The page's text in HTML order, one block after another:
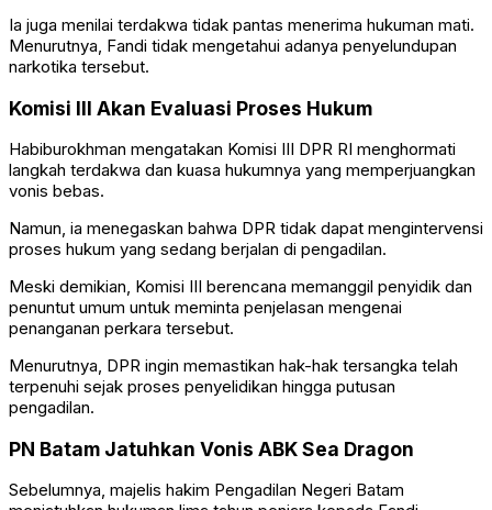
Ia juga menilai terdakwa tidak pantas menerima hukuman mati.
Menurutnya, Fandi tidak mengetahui adanya penyelundupan
narkotika tersebut.
Komisi III Akan Evaluasi Proses Hukum
Habiburokhman mengatakan Komisi III DPR RI menghormati
langkah terdakwa dan kuasa hukumnya yang memperjuangkan
vonis bebas.
Namun, ia menegaskan bahwa DPR tidak dapat mengintervensi
proses hukum yang sedang berjalan di pengadilan.
Meski demikian, Komisi III berencana memanggil penyidik dan
penuntut umum untuk meminta penjelasan mengenai
penanganan perkara tersebut.
Menurutnya, DPR ingin memastikan hak-hak tersangka telah
terpenuhi sejak proses penyelidikan hingga putusan
pengadilan.
PN Batam Jatuhkan Vonis ABK Sea Dragon
Sebelumnya, majelis hakim Pengadilan Negeri Batam